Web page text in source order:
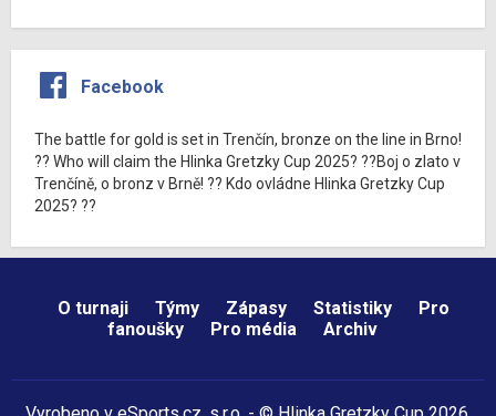
Facebook
The battle for gold is set in Trenčín, bronze on the line in Brno!
?? Who will claim the Hlinka Gretzky Cup 2025? ??Boj o zlato v
Trenčíně, o bronz v Brně! ?? Kdo ovládne Hlinka Gretzky Cup
2025? ??
O turnaji Týmy Zápasy Statistiky
Pro
fanoušky
Pro média Archiv